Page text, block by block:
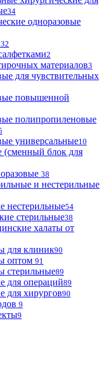
34
одноразовые
32
2
материалов3
для чувствительных
повышенной
полипропиленовые
универсальные10
(сменный блок для
38
и нестерильные
нестерильные54
стерильные38
халаты от
для клиник90
оптом 91
стерильные89
для операций89
для хирургов90
9
9